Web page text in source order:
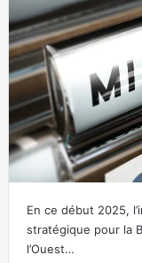
En ce début 2025,
stratégique pour la
l’Ouest…